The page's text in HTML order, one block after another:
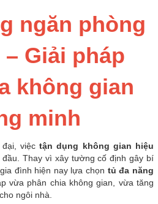
ngăn phòng
Giải pháp
không gian
minh
việc tận dụng không gian hiệu
Thay vì xây tường cố định gây bí
đình hiện nay lựa chọn tủ đa năng
vừa phân chia không gian, vừa tăng
ngôi nhà.